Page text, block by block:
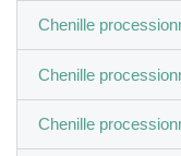
Chenille
Chenille
Chenille